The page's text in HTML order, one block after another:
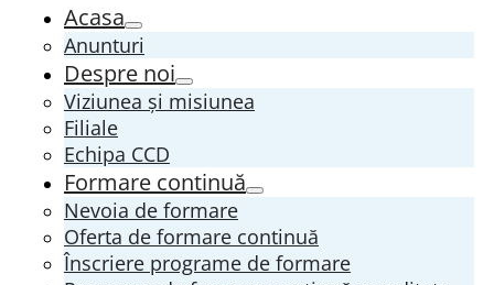
Acasa
Anunturi
Despre noi
Viziunea și misiunea
Filiale
Echipa CCD
Formare continuă
Nevoia de formare
Oferta de formare continuă
Înscriere programe de formare